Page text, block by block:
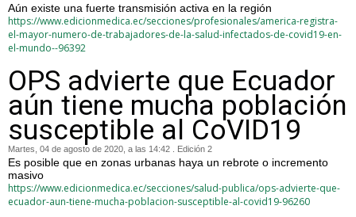
Aún existe una fuerte transmisión activa en la región
https://www.edicionmedica.ec/secciones/profesionales/america-registra-
el-mayor-numero-de-trabajadores-de-la-salud-infectados-de-covid19-en-
el-mundo--96392
OPS advierte que Ecuador
aún tiene mucha población
susceptible al CoVID19
Martes, 04 de agosto de 2020, a las 14:42 . Edición 2
Es posible que en zonas urbanas haya un rebrote o incremento
masivo
https://www.edicionmedica.ec/secciones/salud-publica/ops-advierte-que-
ecuador-aun-tiene-mucha-poblacion-susceptible-al-covid19-96260